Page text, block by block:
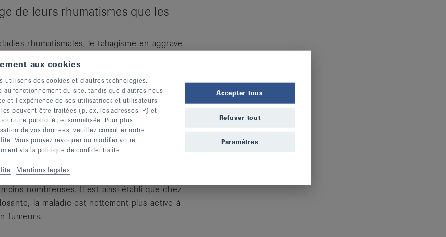
de leurs rhumatismes que les
rhumatismales, le tabagisme en aggrave
de PR se plaignent davantage de leurs
et présentent des atteintes articulaires
patients non-fumeurs. Ils ont par
et d’autres médicaments – à des
de plus grands risques médicamenteux,
secondaires.
inflammatoires, même si les
nombreuses. Il est ainsi établi que chez
la maladie est nettement plus active à
fumeurs.
aux cookies
utilisons des cookies et d’autres technologies.
fonctionnement du site, tandis que d’autres nous
et l’expérience de ses utilisatrices et utilisateurs.
peuvent être traitées (p. ex. les adresses IP) et
une publicité personnalisée. Pour plus
de vos données, veuillez consulter notre
Vous pouvez révoquer ou modifier votre
via la politique de confidentialité.
Mentions légales
Accepter tous
Refuser tout
Paramètres